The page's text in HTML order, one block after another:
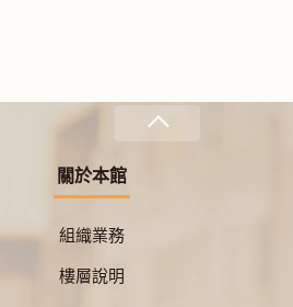
關於本館
組織業務
樓層說明